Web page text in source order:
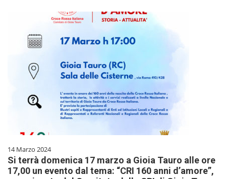
14 Marzo 2024
Si terrà domenica 17 marzo a Gioia Tauro alle ore
17,00 un evento dal tema: “CRI 160 anni d’amore”,